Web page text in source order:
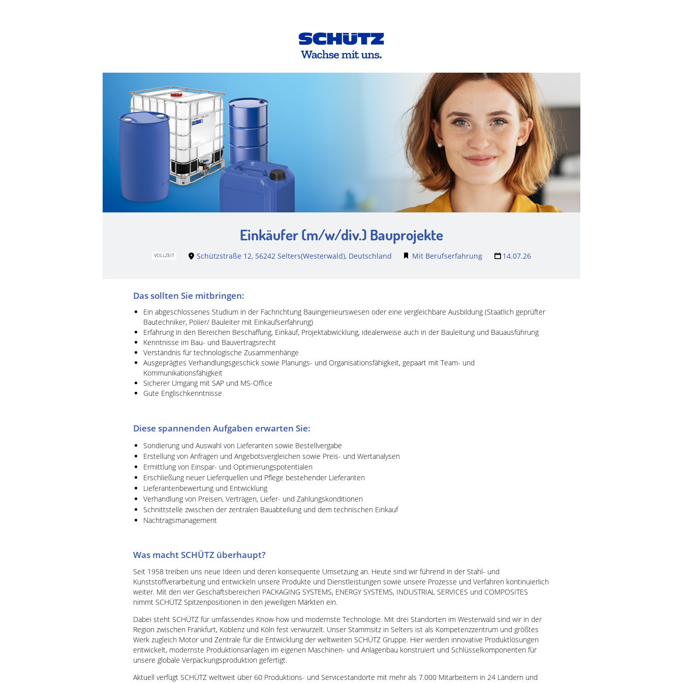
Einkäufer (m/w/div.) Bauprojekte
VOLLZEIT Schützstraße 12, 56242 Selters(Westerwald), Deutschland Mit Berufserfahrung 14.07.26
Das sollten Sie mitbringen:
Ein abgeschlossenes Studium in der Fachrichtung Bauingenieurswesen oder eine vergleichbare Ausbildung (Staatlich geprüfter
Bautechniker, Polier/ Bauleiter mit Einkaufserfahrung)
Erfahrung in den Bereichen Beschaffung, Einkauf, Projektabwicklung, idealerweise auch in der Bauleitung und Bauausführung
Kenntnisse im Bau- und Bauvertragsrecht
Verständnis für technologische Zusammenhänge
Ausgeprägtes Verhandlungsgeschick sowie Planungs- und Organisationsfähigkeit, gepaart mit Team- und
Kommunikationsfähigkeit
Sicherer Umgang mit SAP und MS-Office
Gute Englischkenntnisse
Diese spannenden Aufgaben erwarten Sie:
Sondierung und Auswahl von Lieferanten sowie Bestellvergabe
Erstellung von Anfragen und Angebotsvergleichen sowie Preis- und Wertanalysen
Ermittlung von Einspar- und Optimierungspotentialen
Erschließung neuer Lieferquellen und Pflege bestehender Lieferanten
Lieferantenbewertung und Entwicklung
Verhandlung von Preisen, Verträgen, Liefer- und Zahlungskonditionen
Schnittstelle zwischen der zentralen Bauabteilung und dem technischen Einkauf
Nachtragsmanagement
Was macht SCHÜTZ überhaupt?
Seit 1958 treiben uns neue Ideen und deren konsequente Umsetzung an. Heute sind wir führend in der Stahl- und
Kunststoffverarbeitung und entwickeln unsere Produkte und Dienstleistungen sowie unsere Prozesse und Verfahren kontinuierlich
weiter. Mit den vier Geschäftsbereichen PACKAGING SYSTEMS, ENERGY SYSTEMS, INDUSTRIAL SERVICES und COMPOSITES
nimmt SCHÜTZ Spitzenpositionen in den jeweiligen Märkten ein.
Dabei steht SCHÜTZ für umfassendes Know-how und modernste Technologie. Mit drei Standorten im Westerwald sind wir in der
Region zwischen Frankfurt, Koblenz und Köln fest verwurzelt. Unser Stammsitz in Selters ist als Kompetenzzentrum und größtes
Werk zugleich Motor und Zentrale für die Entwicklung der weltweiten SCHÜTZ Gruppe. Hier werden innovative Produktlösungen
entwickelt, modernste Produktionsanlagen im eigenen Maschinen- und Anlagenbau konstruiert und Schlüsselkomponenten für
unsere globale Verpackungsproduktion gefertigt.
Aktuell verfügt SCHÜTZ weltweit über 60 Produktions- und Servicestandorte mit mehr als 7.000 Mitarbeitern in 24 Ländern und